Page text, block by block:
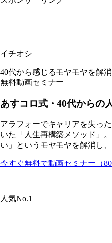
イチオシ
40代から感じるモヤモヤを解
無料動画セミナー
あすコロ式・40代からの
アラフォーでキャリアを失っ
いた「人生再構築メソッド」
い」というモヤモヤを解消し
今すぐ無料で動画セミナー（
人気No.1